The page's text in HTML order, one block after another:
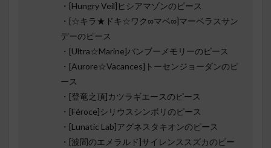
・[Hungry Veil]ヒシアマゾンのピース
・[☆キラ★ドキ☆ワク∞マベ∞]マーベラスサン
デーのピース
・[Ultra☆Marine]バンブーメモリーのピース
・[Aurore☆Vacances]トーセンジョーダンのピ
ース
・[登竜之頂]カツラギエースのピース
・[Féroce]シリウスシンボリのピース
・[Lunatic Lab]アグネスタキオンのピース
・[波間のエメラルド]サイレンススズカのピー